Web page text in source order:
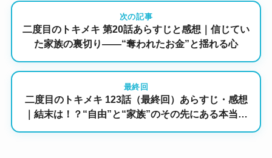
次の記事
二度目のトキメキ 第20話あらすじと感想｜信じてい
た家族の裏切り――“奪われたお金”と揺れる心
最終回
二度目のトキメキ 123話（最終回）あらすじ・感想
｜結末は！？“自由”と“家族”のその先にある本当の